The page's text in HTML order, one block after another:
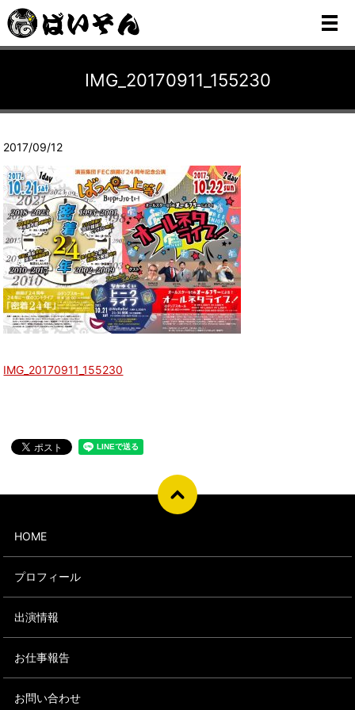
メ
IMG_20170911_155230
2017/09/12
IMG_20170911_155230
HOME
プロフィール
出演情報
お仕事報告
お問い合わせ